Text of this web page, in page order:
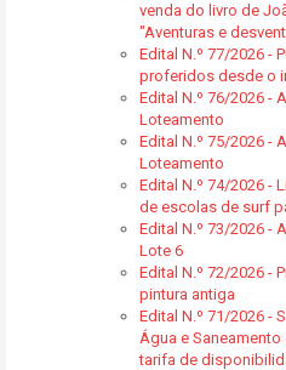
venda do livro de
"Aventuras e
Edital N.º 77/2026 -
proferidos desde o
Edital N.º 76/2026 -
Loteamento
Edital N.º 75/2026 -
Loteamento
Edital N.º 74/2026 -
de escolas de surf
Edital N.º 73/2026 -
Lote 6
Edital N.º 72/2026 -
pintura antiga
Edital N.º 71/2026 -
Água e Saneamento
tarifa de